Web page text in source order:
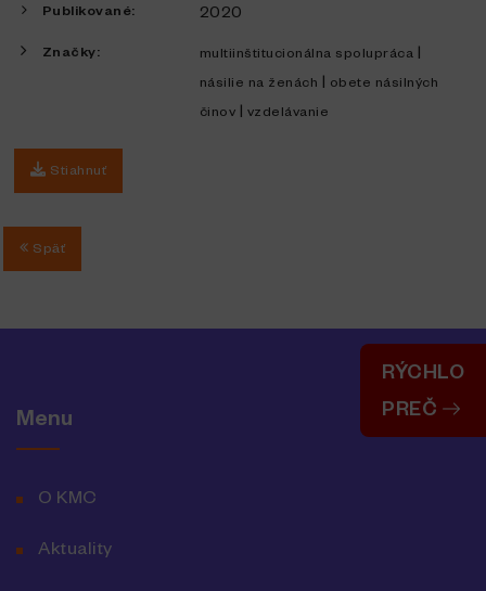
RÝCHLO
PREČ
Publikované: 2020
Značky: multiinštitucionálna spolupráca |
násilie na ženách | obete násilných
činov | vzdelávanie
Stiahnuť
Späť
Menu
O KMC
Aktuality